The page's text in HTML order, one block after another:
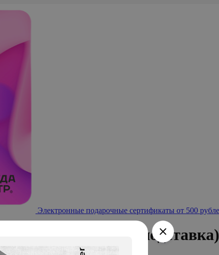
Электронные подарочные сертификаты от 500
ножей, ножницы,